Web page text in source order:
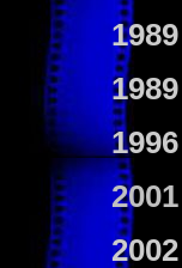
1989
1989
1996
2002